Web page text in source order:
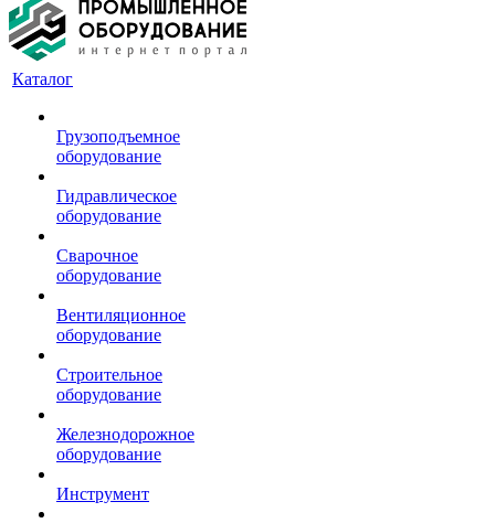
Каталог
Грузоподъемное
оборудование
Гидравлическое
оборудование
Сварочное
оборудование
Вентиляционное
оборудование
Строительное
оборудование
Железнодорожное
оборудование
Инструмент